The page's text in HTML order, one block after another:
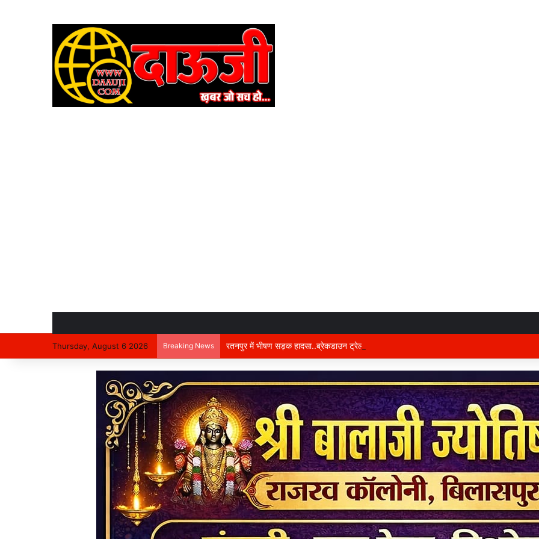
Thursday, August 6 2026 Breaking News रतनपुर में भीषण सड़क हादसा..ब्रेकडाउन ट्रेलर से पीछे आ रही दो ट्रेलरें टकराईं….. चालक कैबिन में